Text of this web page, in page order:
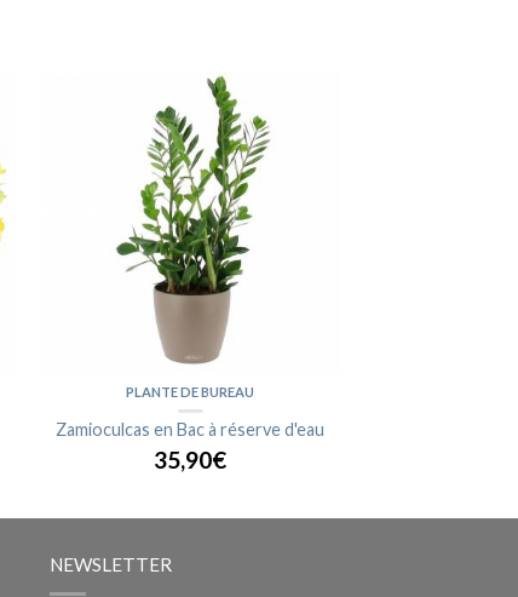
PLANTE DE BUREAU
Zamioculcas en Bac à réserve d'eau
35,90€
NEWSLETTER